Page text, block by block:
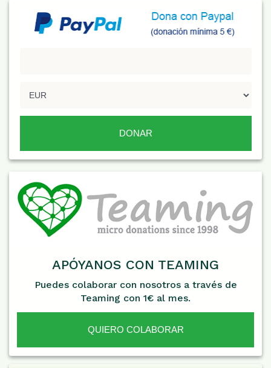
APÓYANOS CON TEAMING
Puedes colaborar con nosotros a través de
Teaming con 1€ al mes.
QUIERO COLABORAR